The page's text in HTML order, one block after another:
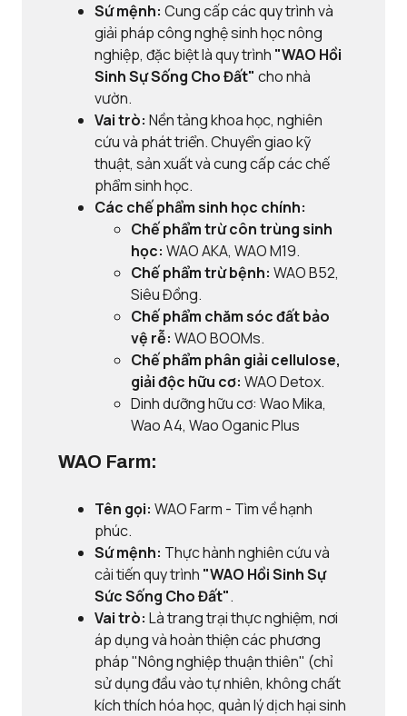
Sứ mệnh: Cung cấp các quy trình và
giải pháp công nghệ sinh học nông
nghiệp, đặc biệt là quy trình "WAO Hồi
Sinh Sự Sống Cho Đất" cho nhà
vườn.
Vai trò: Nền tảng khoa học, nghiên
cứu và phát triển. Chuyển giao kỹ
thuật, sản xuất và cung cấp các chế
phẩm sinh học.
Các chế phẩm sinh học chính:
Chế phẩm trừ côn trùng sinh
học: WAO AKA, WAO M19.
Chế phẩm trừ bệnh: WAO B52,
Siêu Đồng.
Chế phẩm chăm sóc đất bảo
vệ rễ: WAO BOOMs.
Chế phẩm phân giải cellulose,
giải độc hữu cơ: WAO Detox.
Dinh dưỡng hữu cơ: Wao Mika,
Wao A4, Wao Oganic Plus
WAO Farm:
Tên gọi: WAO Farm - Tìm về hạnh
phúc.
Sứ mệnh: Thực hành nghiên cứu và
cải tiến quy trình "WAO Hồi Sinh Sự
Sức Sống Cho Đất".
Vai trò: Là trang trại thực nghiệm, nơi
áp dụng và hoàn thiện các phương
pháp "Nông nghiệp thuận thiên" (chỉ
sử dụng đầu vào tự nhiên, không chất
kích thích hóa học, quản lý dịch hại sinh